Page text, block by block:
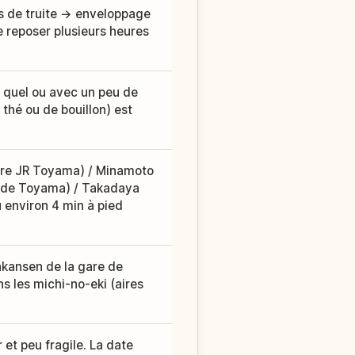
de truite → enveloppage
plusieurs heures
ou avec un peu de
ou de bouillon) est
JR Toyama) / Minamoto
Toyama) / Takadaya
4 min à pied
de la gare de
les michi-no-eki (aires
et peu fragile. La date